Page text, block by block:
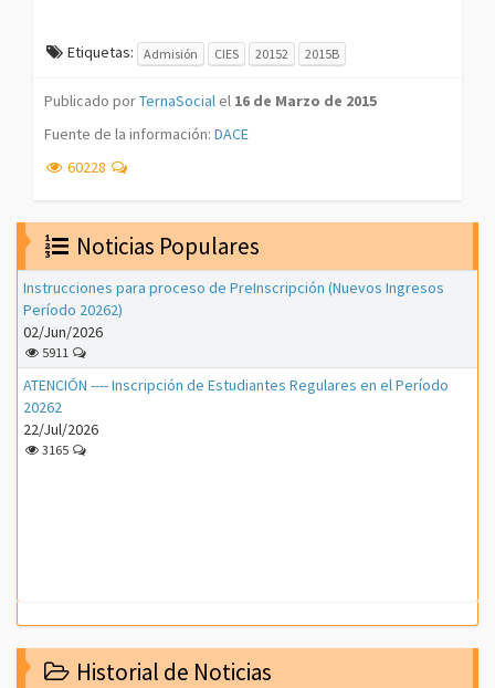
Etiquetas: Admisión CIES 20152 2015B
Publicado porTernaSocial el 16 de Marzo de 2015
Fuente de la información: DACE
60228
Noticias Populares
Instrucciones para proceso de PreInscripción (Nuevos Ingresos
Período 20262)
02/Jun/2026
5911
ATENCIÓN ---- Inscripción de Estudiantes Regulares en el Período
20262
22/Jul/2026
3165
Historial de Noticias